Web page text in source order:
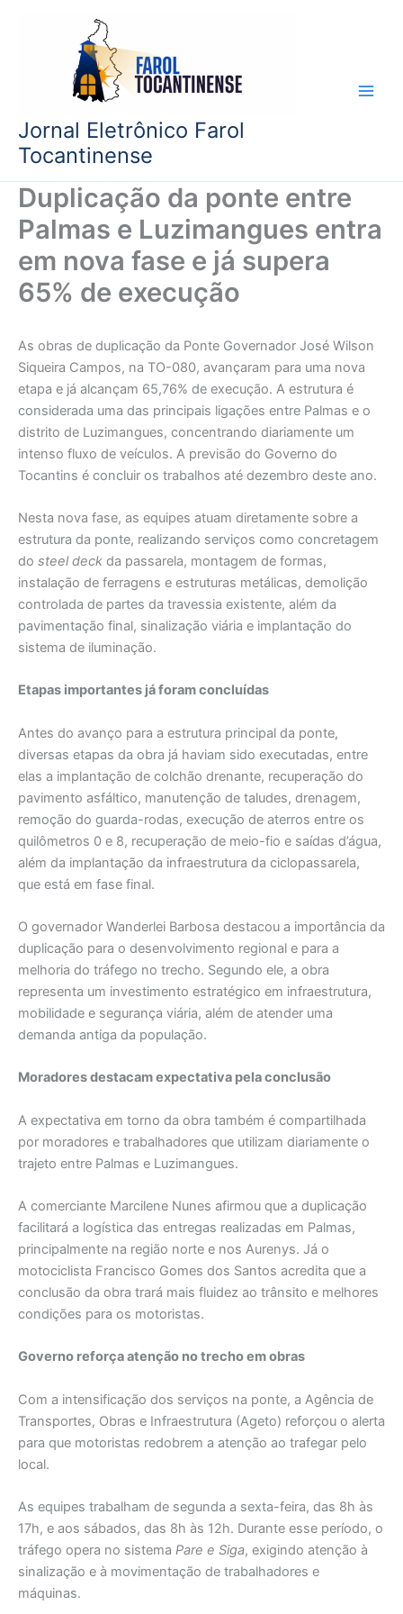
Jornal Eletrônico Farol
Tocantinense
Duplicação da ponte entre
Palmas e Luzimangues entra
em nova fase e já supera
65% de execução
As obras de duplicação da Ponte Governador José Wilson
Siqueira Campos, na TO-080, avançaram para uma nova
etapa e já alcançam 65,76% de execução. A estrutura é
considerada uma das principais ligações entre Palmas e o
distrito de Luzimangues, concentrando diariamente um
intenso fluxo de veículos. A previsão do Governo do
Tocantins é concluir os trabalhos até dezembro deste ano.
Nesta nova fase, as equipes atuam diretamente sobre a
estrutura da ponte, realizando serviços como concretagem
do steel deck da passarela, montagem de formas,
instalação de ferragens e estruturas metálicas, demolição
controlada de partes da travessia existente, além da
pavimentação final, sinalização viária e implantação do
sistema de iluminação.
Etapas importantes já foram concluídas
Antes do avanço para a estrutura principal da ponte,
diversas etapas da obra já haviam sido executadas, entre
elas a implantação de colchão drenante, recuperação do
pavimento asfáltico, manutenção de taludes, drenagem,
remoção do guarda-rodas, execução de aterros entre os
quilômetros 0 e 8, recuperação de meio-fio e saídas d’água,
além da implantação da infraestrutura da ciclopassarela,
que está em fase final.
O governador Wanderlei Barbosa destacou a importância da
duplicação para o desenvolvimento regional e para a
melhoria do tráfego no trecho. Segundo ele, a obra
representa um investimento estratégico em infraestrutura,
mobilidade e segurança viária, além de atender uma
demanda antiga da população.
Moradores destacam expectativa pela conclusão
A expectativa em torno da obra também é compartilhada
por moradores e trabalhadores que utilizam diariamente o
trajeto entre Palmas e Luzimangues.
A comerciante Marcilene Nunes afirmou que a duplicação
facilitará a logística das entregas realizadas em Palmas,
principalmente na região norte e nos Aurenys. Já o
motociclista Francisco Gomes dos Santos acredita que a
conclusão da obra trará mais fluidez ao trânsito e melhores
condições para os motoristas.
Governo reforça atenção no trecho em obras
Com a intensificação dos serviços na ponte, a Agência de
Transportes, Obras e Infraestrutura (Ageto) reforçou o alerta
para que motoristas redobrem a atenção ao trafegar pelo
local.
As equipes trabalham de segunda a sexta-feira, das 8h às
17h, e aos sábados, das 8h às 12h. Durante esse período, o
tráfego opera no sistema Pare e Siga, exigindo atenção à
sinalização e à movimentação de trabalhadores e
máquinas.